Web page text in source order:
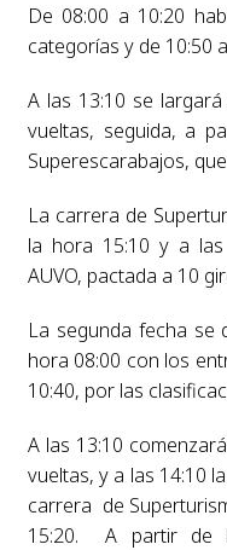
De 08:00 a 10:20
categorías y de 10:50
A las 13:10 se
vueltas, seguida, a
Superescarabajos,
La carrera de
la hora 15:10 y a
AUVO, pactada a 10
La segunda fecha se
hora 08:00 con los
10:40, por las
A las 13:10
vueltas, y a las 14:10
carrera de
15:20. A partir de